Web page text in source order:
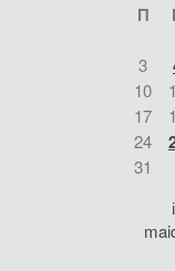
П
3
10
17
24
31